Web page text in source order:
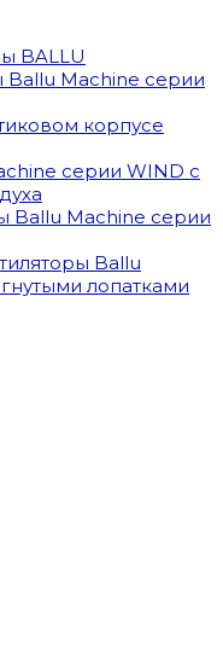
BALLU
Machine серии
корпусе
серии WIND с
Ballu Machine серии
Ballu
лопатками